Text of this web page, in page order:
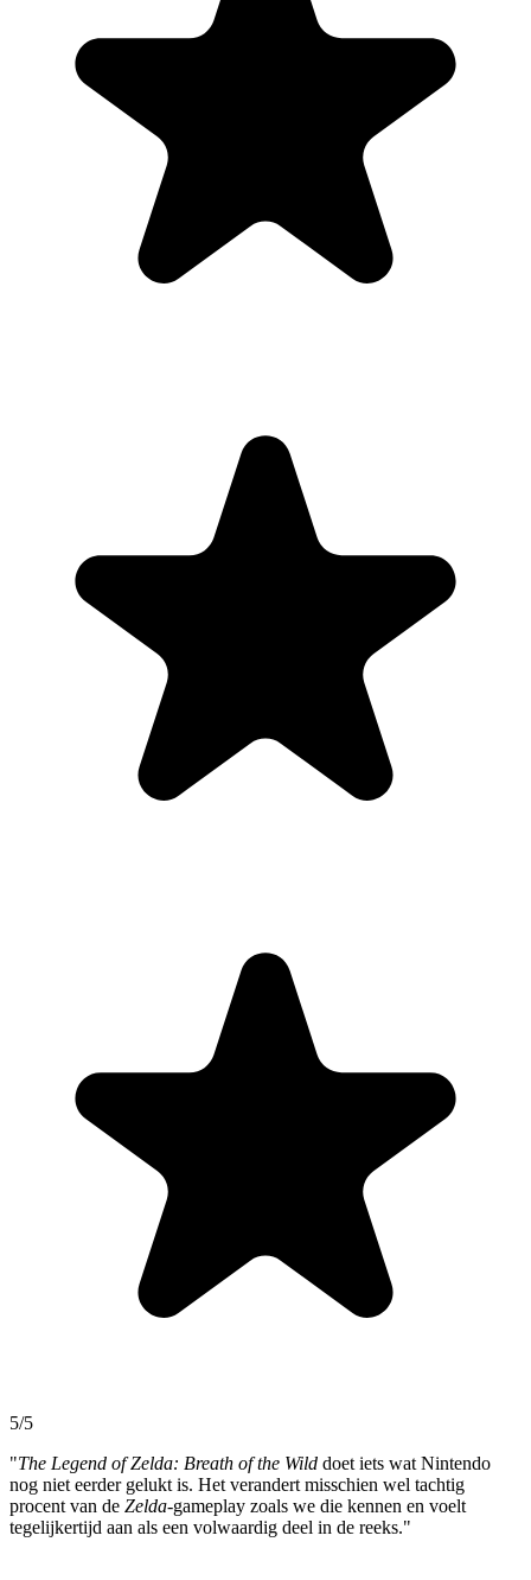
5/5
"The Legend of Zelda: Breath of the Wild doet iets wat Nintendo
nog niet eerder gelukt is. Het verandert misschien wel tachtig
procent van de Zelda-gameplay zoals we die kennen en voelt
tegelijkertijd aan als een volwaardig deel in de reeks."